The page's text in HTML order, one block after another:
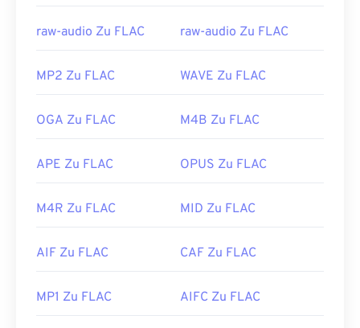
raw-audio Zu FLAC raw-audio Zu FLAC
MP2 Zu FLAC WAVE Zu FLAC
OGA Zu FLAC M4B Zu FLAC
APE Zu FLAC OPUS Zu FLAC
M4R Zu FLAC MID Zu FLAC
AIF Zu FLAC CAF Zu FLAC
MP1 Zu FLAC AIFC Zu FLAC